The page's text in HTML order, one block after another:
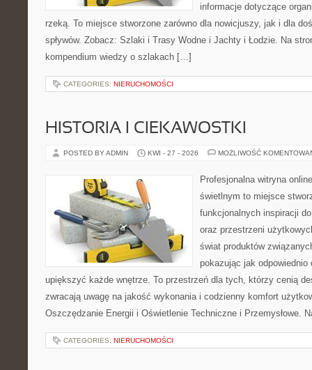
informacje dotyczące
rzeką. To miejsce stworzone zarówno dla nowicjuszy, jak i dla
spływów. Zobacz: Szlaki i Trasy Wodne i Jachty i Łodzie. Na
kompendium wiedzy o szlakach […]
CATEGORIES: NIERUCHOMOŚCI
HISTORIA I CIEKAWOSTKI
POSTED BY ADMIN KWI - 27 - 2026 MOŻLIWOŚĆ
Profesjonalna witryna
świetlnym to miejsce
funkcjonalnych inspiracji
oraz przestrzeni
świat produktów
pokazując jak odpowiednio
upiększyć każde wnętrze. To przestrzeń dla tych, którzy cenią
zwracają uwagę na jakość wykonania i codzienny komfort
Oszczędzanie Energii i Oświetlenie Techniczne i Przemysłowe.
CATEGORIES: NIERUCHOMOŚCI